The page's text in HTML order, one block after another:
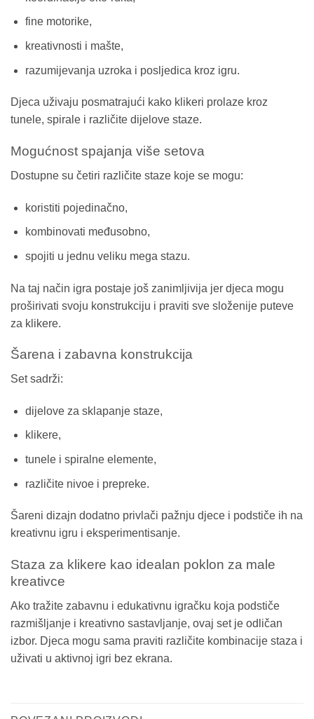
fine motorike,
kreativnosti i mašte,
razumijevanja uzroka i posljedica kroz igru.
Djeca uživaju posmatrajući kako klikeri prolaze kroz
tunele, spirale i različite dijelove staze.
Mogućnost spajanja više setova
Dostupne su četiri različite staze koje se mogu:
koristiti pojedinačno,
kombinovati međusobno,
spojiti u jednu veliku mega stazu.
Na taj način igra postaje još zanimljivija jer djeca mogu
proširivati svoju konstrukciju i praviti sve složenije puteve
za klikere.
Šarena i zabavna konstrukcija
Set sadrži:
dijelove za sklapanje staze,
klikere,
tunele i spiralne elemente,
različite nivoe i prepreke.
Šareni dizajn dodatno privlači pažnju djece i podstiče ih na
kreativnu igru i eksperimentisanje.
Staza za klikere kao idealan poklon za male
kreativce
Ako tražite zabavnu i edukativnu igračku koja podstiče
razmišljanje i kreativno sastavljanje, ovaj set je odličan
izbor. Djeca mogu sama praviti različite kombinacije staza i
uživati u aktivnoj igri bez ekrana.